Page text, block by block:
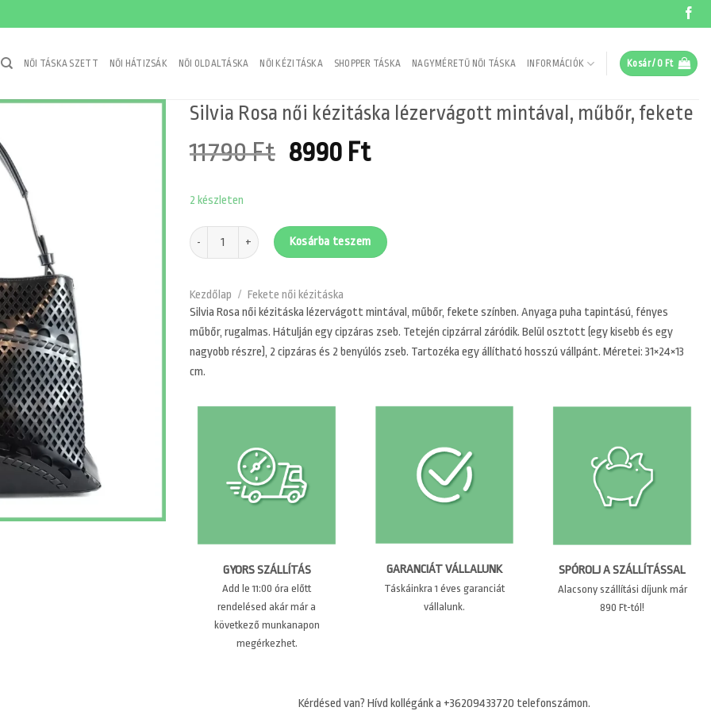
NŐI TÁSKA SZETT NŐI HÁTIZSÁK NŐI OLDALTÁSKA NŐI KÉZITÁSKA SHOPPER TÁSKA NAGYMÉRETŰ NŐI TÁSKA INFORMÁCIÓK Kosár / 0 Ft
Silvia Rosa női kézitáska lézervágott mintával, műbőr, fekete
11790Ft Original
11790 Ft.
8990 FtCurrent
8990 Ft.
2 készleten
Silvia Rosa női kézitáska lézervágott mintával, műbőr, fekete mennyiség
Kosárba teszem
Kezdőlap / Fekete női kézitáska
Silvia Rosa női kézitáska lézervágott mintával, műbőr, fekete színben. Anyaga puha tapintású, fényes
műbőr, rugalmas. Hátulján egy cipzáras zseb. Tetején cipzárral záródik. Belül osztott (egy kisebb és egy
nagyobb részre), 2 cipzáras és 2 benyúlós zseb. Tartozéka egy állítható hosszú vállpánt. Méretei: 31×24×13
cm.
GYORS SZÁLLÍTÁS
Add le 11:00 óra előtt
rendelésed akár már a
következő munkanapon
megérkezhet.
GARANCIÁT VÁLLALUNK
Táskáinkra 1 éves garanciát
vállalunk.
SPÓROLJ A SZÁLLÍTÁSSAL
Alacsony szállítási díjunk már
890 Ft-tól!
Kérdésed van? Hívd kollégánk a +36209433720 telefonszámon.